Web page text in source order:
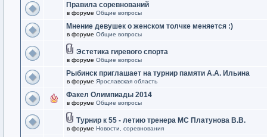
Правила соревнований
в форуме Общие вопросы
Мнение девушек о женском толчке меняется :)
в форуме Общие вопросы
Эстетика гиревого спорта
в форуме Общие вопросы
Рыбинск приглашает на турнир памяти А.А. Ильина
в форуме Ярославская область
Факел Олимпиады 2014
в форуме Общие вопросы
Турнир к 55 - летию тренера МС Платунова В.В.
в форуме Новости, соревнования